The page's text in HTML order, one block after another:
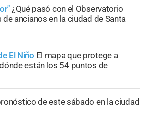
¿Qué pasó con el Observatorio
ancianos en la ciudad de Santa
El Niño El mapa que protege a
están los 54 puntos de
de este sábado en la ciudad